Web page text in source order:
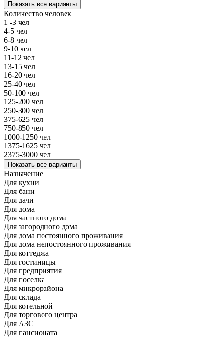
Показать все варианты
Количество человек
1 -3 чел
4-5 чел
6-8 чел
9-10 чел
11-12 чел
13-15 чел
16-20 чел
25-40 чел
50-100 чел
125-200 чел
250-300 чел
375-625 чел
750-850 чел
1000-1250 чел
1375-1625 чел
2375-3000 чел
Показать все варианты
Назначение
Для кухни
Для бани
Для дачи
Для дома
Для частного дома
Для загородного дома
Для дома постоянного проживания
Для дома непостоянного проживания
Для коттеджа
Для гостиницы
Для предприятия
Для поселка
Для микрорайона
Для склада
Для котельной
Для торгового центра
Для АЗС
Для пансионата